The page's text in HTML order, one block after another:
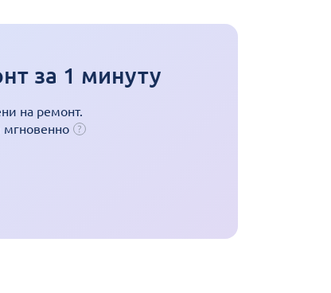
за 1 минуту
на ремонт.
мгновенно